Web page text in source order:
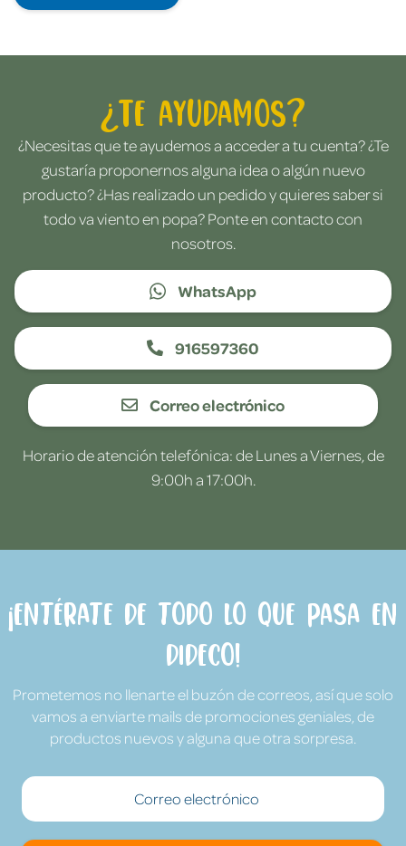
¿Te ayudamos?
¿Necesitas que te ayudemos a acceder a tu cuenta? ¿Te
gustaría proponernos alguna idea o algún nuevo
producto? ¿Has realizado un pedido y quieres saber si
todo va viento en popa? Ponte en contacto con
nosotros.
WhatsApp
916597360
Correo electrónico
Horario de atención telefónica: de Lunes a Viernes, de
9:00h a 17:00h.
¡Entérate de todo lo que pasa en
Dideco!
Prometemos no llenarte el buzón de correos, así que solo
vamos a enviarte mails de promociones geniales, de
productos nuevos y alguna que otra sorpresa.